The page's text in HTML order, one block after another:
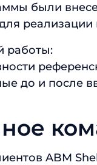
были
реализации
работы:
до и после
ABM